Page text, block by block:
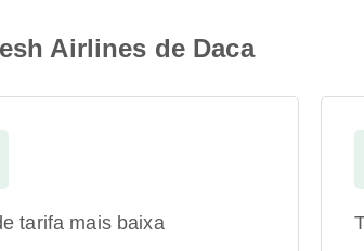
Airlines de Daca
tarifa mais baixa